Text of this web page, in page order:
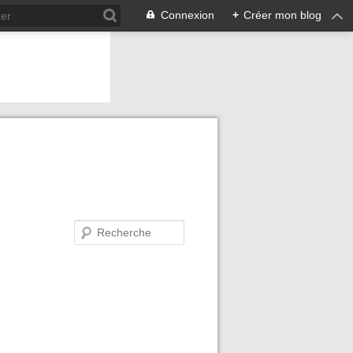
Connexion + Créer mon blog